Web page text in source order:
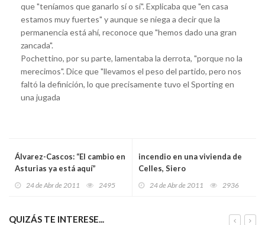
que "teníamos que ganarlo sí o sí". Explicaba que "en casa
estamos muy fuertes" y aunque se niega a decir que la
permanencia está ahí, reconoce que "hemos dado una gran
zancada".
Pochettino, por su parte, lamentaba la derrota, "porque no la
merecimos". Dice que "llevamos el peso del partido, pero nos
faltó la definición, lo que precisamente tuvo el Sporting en
una jugada
Álvarez-Cascos: “El cambio en
Asturias ya está aquí”
24 de Abr de 2011 2495
incendio en una vivienda de
Celles, Siero
24 de Abr de 2011 2936
QUIZÁS TE INTERESE...